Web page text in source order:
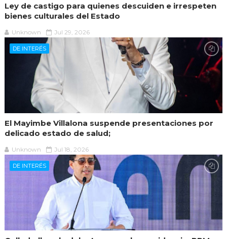
Ley de castigo para quienes descuiden e irrespeten
bienes culturales del Estado
Unknown Jul 29, 2026
DE INTERÉS
El Mayimbe Villalona suspende presentaciones por
delicado estado de salud;
Unknown Jul 18, 2026
DE INTERÉS